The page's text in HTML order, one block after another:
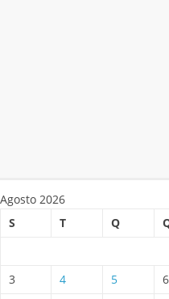
Agosto 2026
S
T Q
3
4 5 6